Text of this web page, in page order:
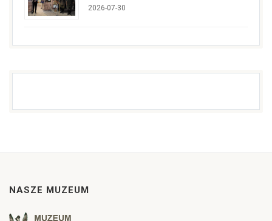
2026-07-30
NASZE MUZEUM